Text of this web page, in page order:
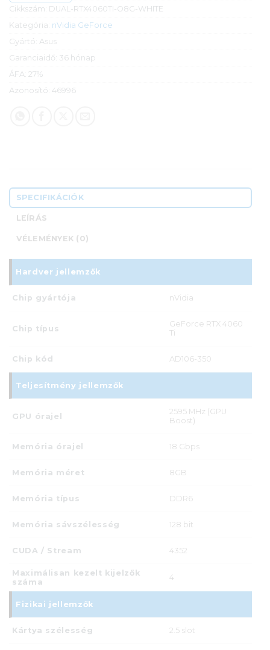
Cikkszám: DUAL-RTX4060TI-O8G-WHITE
Kategória: nVidia GeForce
Gyártó: Asus
Garanciaidő: 36 hónap
ÁFA: 27%
Azonosító: 46996
SPECIFIKÁCIÓK
LEÍRÁS
VÉLEMÉNYEK (0)
Hardver jellemzők
Chip gyártója nVidia
Chip típus
GeForce RTX 4060
Ti
Chip kód AD106-350
Teljesítmény jellemzők
GPU órajel
2595 MHz (GPU
Boost)
Memória órajel 18 Gbps
Memória méret 8GB
Memória típus DDR6
Memória sávszélesség 128 bit
CUDA / Stream 4352
Maximálisan kezelt kijelzők
száma
4
Fizikai jellemzők
Kártya szélesség 2.5 slot